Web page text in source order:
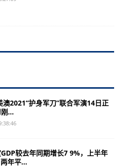
澳2021“护身军刀”联合军演14日正
...
较去年同期增长7 9%，上半年
年平...